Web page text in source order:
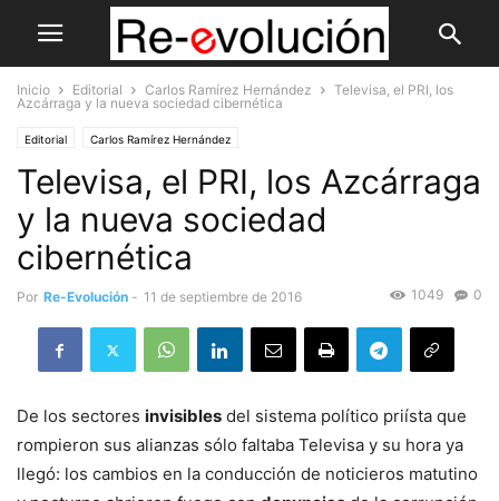
Inicio Editorial Carlos Ramírez Hernández
Televisa, el PRI, los
Azcárraga y la nueva sociedad cibernética
Editorial Carlos Ramírez Hernández
Televisa, el PRI, los Azcárraga
y la nueva sociedad
cibernética
Por Re-Evolución - 11 de septiembre de 2016 0
1049
De los sectores invisibles del sistema político priísta que
rompieron sus alianzas sólo faltaba Televisa y su hora ya
llegó: los cambios en la conducción de noticieros matutino